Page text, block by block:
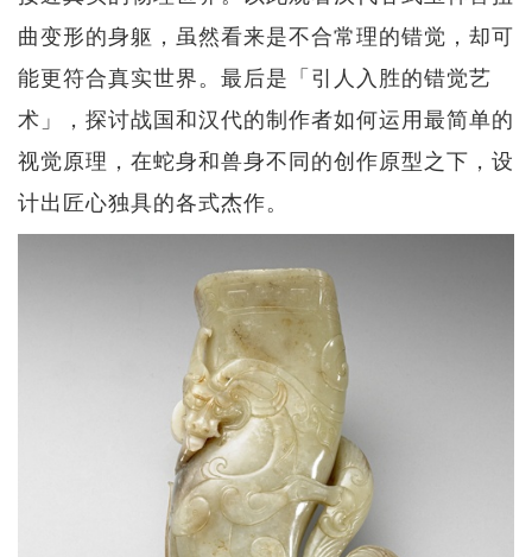
曲变形的身躯，虽然看来是不合常理的错觉，却可
能更符合真实世界。最后是「引人入胜的错觉艺
术」，探讨战国和汉代的制作者如何运用最简单的
视觉原理，在蛇身和兽身不同的创作原型之下，设
计出匠心独具的各式杰作。